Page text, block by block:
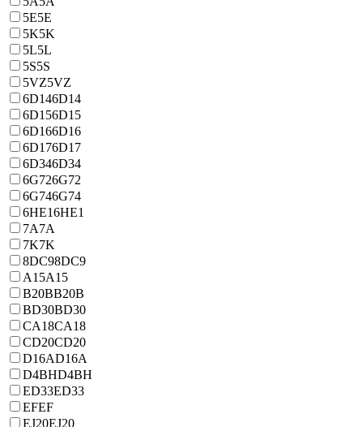
5E5E
5K5K
5L5L
5S5S
5VZ5VZ
6D146D14
6D156D15
6D166D16
6D176D17
6D346D34
6G726G72
6G746G74
6HE16HE1
7A7A
7K7K
8DC98DC9
A15A15
B20BB20B
BD30BD30
CA18CA18
CD20CD20
D16AD16A
D4BHD4BH
ED33ED33
EFEF
EJ20EJ20